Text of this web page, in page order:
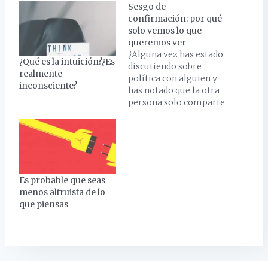
¿Qué es la intuición?¿Es
realmente
inconsciente?
Sesgo de
confirmación: por qué
solo vemos lo que
queremos ver
¿Alguna vez has estado
discutiendo sobre
política con alguien y
has notado que la otra
persona solo comparte
Es probable que seas
menos altruista de lo
que piensas